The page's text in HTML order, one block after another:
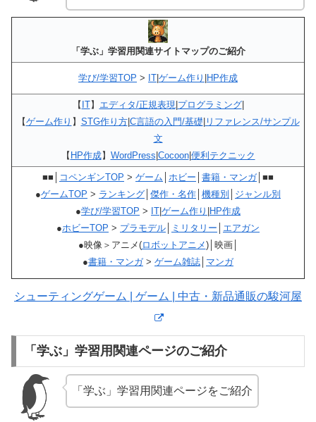
「学ぶ」学習用関連サイトマップのご紹介
学び/学習TOP > IT ゲーム作り HP作成
【 IT】 エディタ/正規表現| プログラミング|
【ゲーム作り 】 STG作り方| C言語の入門/基礎 リファレンス/サンプル
文
【 HP作成】 WordPress Cocoon| 便利テクニック
■■│ コペンギンTOP > ゲーム ホビー 書籍・マンガ│■■
●ゲームTOP > ランキング 傑作・名作 機種別
ジャンル別
●学び/学習TOP > IT ゲーム作り HP作成
●ホビーTOP > プラモデル ミリタリー
エアガン
●映像＞アニメ(ロボットアニメ)│映画│
●書籍・マンガ> ゲーム雑誌 マンガ
シューティングゲーム | ゲーム | 中古・新品通販の駿河屋
「学ぶ」学習用関連ページのご紹介
「学ぶ」学習用関連ページをご紹介